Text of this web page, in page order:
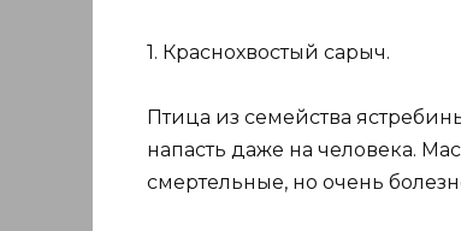
1. Краснохвостый сарыч.
Птица из семейства
напасть даже на человека.
смертельные, но очень